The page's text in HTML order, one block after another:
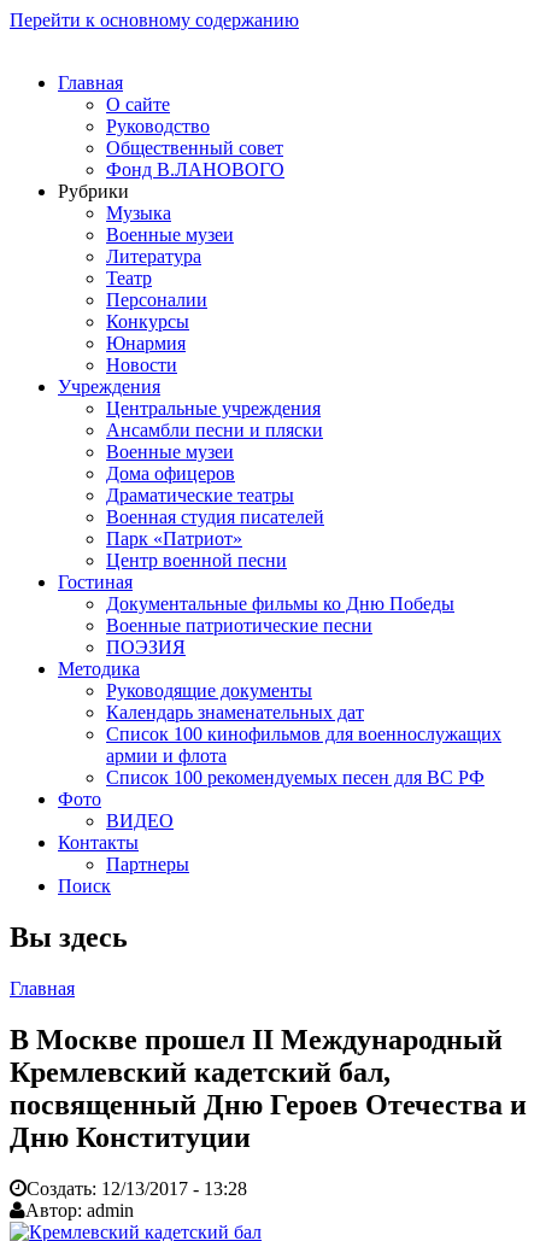
Перейти к основному содержанию
Главная
О сайте
Руководство
Общественный совет
Фонд В.ЛАНОВОГО
Рубрики
Музыка
Военные музеи
Литература
Театр
Персоналии
Конкурсы
Юнармия
Новости
Учреждения
Центральные учреждения
Ансамбли песни и пляски
Военные музеи
Дома офицеров
Драматические театры
Военная студия писателей
Парк «Патриот»
Центр военной песни
Гостиная
Документальные фильмы ко Дню Победы
Военные патриотические песни
ПОЭЗИЯ
Методика
Руководящие документы
Календарь знаменательных дат
Список 100 кинофильмов для военнослужащих
армии и флота
Список 100 рекомендуемых песен для ВС РФ
Фото
ВИДЕО
Контакты
Партнеры
Поиск
Вы здесь
Главная
В Москве прошел II Международный
Кремлевский кадетский бал,
посвященный Дню Героев Отечества и
Дню Конституции
Создать: 12/13/2017 - 13:28
Автор: admin